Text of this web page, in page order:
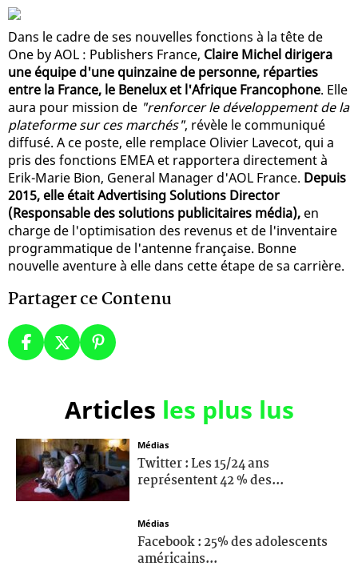
Dans le cadre de ses nouvelles fonctions à la tête de
One by AOL : Publishers France, Claire Michel dirigera
une équipe d'une quinzaine de personne, réparties
entre la France, le Benelux et l'Afrique Francophone. Elle
aura pour mission de "renforcer le développement de la
plateforme sur ces marchés", révèle le communiqué
diffusé. A ce poste, elle remplace Olivier Lavecot, qui a
pris des fonctions EMEA et rapportera directement à
Erik-Marie Bion, General Manager d'AOL France. Depuis
2015, elle était Advertising Solutions Director
(Responsable des solutions publicitaires média), en
charge de l'optimisation des revenus et de l'inventaire
programmatique de l'antenne française. Bonne
nouvelle aventure à elle dans cette étape de sa carrière.
Partager ce Contenu
Articles les plus lus
Médias
Twitter : Les 15/24 ans
représentent 42 % des...
Médias
Facebook : 25% des adolescents
américains...